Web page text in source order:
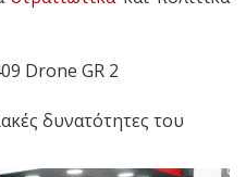
δυνατότητες του